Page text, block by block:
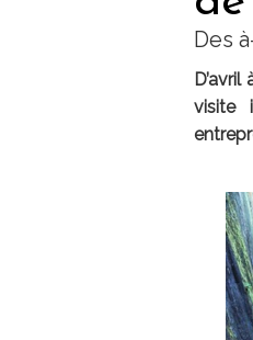
Des
visite